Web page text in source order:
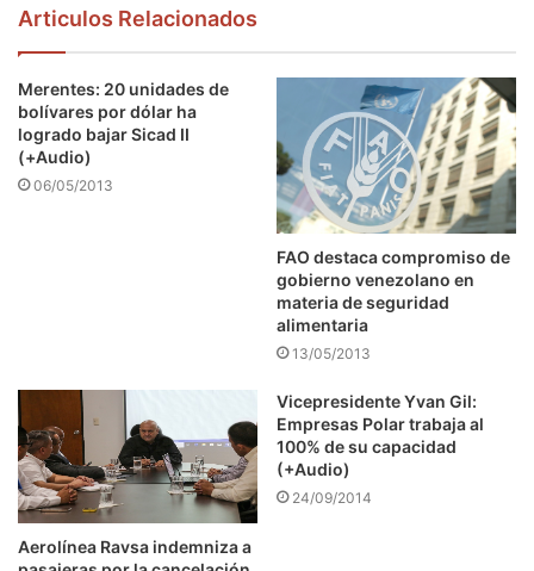
Articulos Relacionados
Merentes: 20 unidades de
bolívares por dólar ha
logrado bajar Sicad II
(+Audio)
06/05/2013
FAO destaca compromiso de
gobierno venezolano en
materia de seguridad
alimentaria
13/05/2013
Aerolínea Ravsa indemniza a
Vicepresidente Yvan Gil:
Empresas Polar trabaja al
100% de su capacidad
(+Audio)
24/09/2014